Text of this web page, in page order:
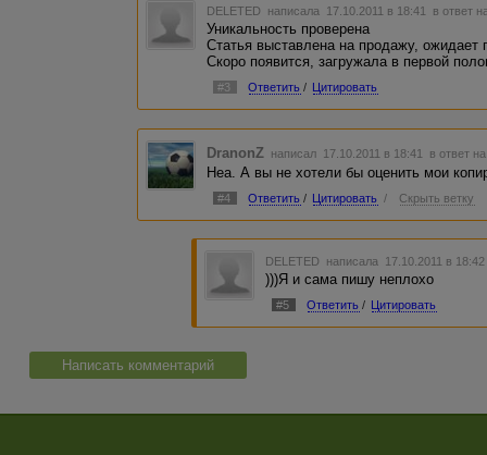
DELETED написала 17.10.2011 в 18:41 в ответ
Уникальность проверена
Статья выставлена на продажу, ожидает
Скоро появится, загружала в первой
#3 Ответить / Цитировать
DranonZ написал 17.10.2011 в 18:41 в ответ
Неа. А вы не хотели бы оценить мои
#4 Ответить / Цитировать / Скрыть ветку
DELETED написала 17.10.2011 в
)))Я и сама пишу неплохо
#5 Ответить / Цитировать
Написать комментарий